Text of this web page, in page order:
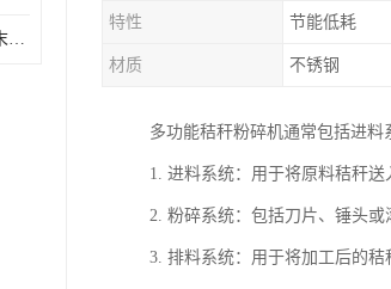
中小型平模木屑颗粒机 锯末刨花生物质燃料秸秆压缩颗粒机
特性 节能低耗
材质 不锈钢
多功能秸秆粉碎机通常包括进料
1. 进料系统：用于将原料秸秆送
2. 粉碎系统：包括刀片、锤头
3. 排料系统：用于将加工后的秸